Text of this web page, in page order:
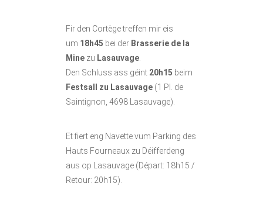
Fir den Cortège treffen mir eis
um 18h45 bei der Brasserie de la
Mine zu Lasauvage
Den Schluss ass géint 20h15 beim
Festsall zu Lasauvage (1 Pl. de
Saintignon, 4698 Lasauvage).
Et fiert eng Navette vum Parking des
Hauts Fourneaux zu Déifferdeng
aus op Lasauvage (Départ: 18h15 /
Retour: 20h15).